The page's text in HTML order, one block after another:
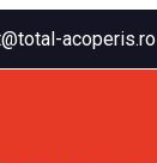
acoperis.ro